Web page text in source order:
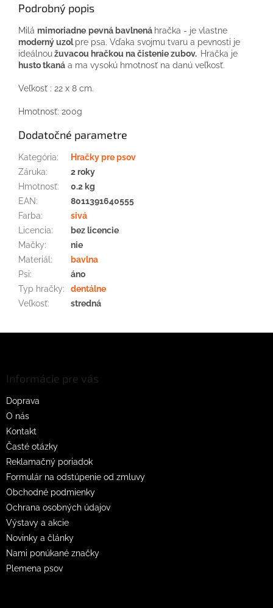
Podrobný popis
Milá mimoriadne pevná bavlnená hračka - je vlastne
moderný uzolpre psa. Vďaka svojmu tvaru a pevnosti je
ideálnoužuvacou hračkou na čistenie zubov. Hračka je
husto tkaná a ma vysokú hmotnosť na danú veľkosť.
Veľkosť : 22 x 8 cm.
Hmotnosť: 200g
Dodatočné parametre
Kategória:
Hračky pre psov
Záruka:
2 roky
Hmotnosť:
0.2 kg
EAN:
8011391640555
Farba:
sivá
Licencia:
bez licencie
Mačky:
nie
Materiál :
bavlna
Psi:
áno
Typ hračky:
dentálne
Veľkosť: stredná
Informácie pre vás
Doprava
O nás
Kontakt
Časté otázky
Reklamačný poriadok
Formulár na odstúpenie od zmluvy
Obchodné podmienky
Ochrana osobných údajov
Výstavy a akcie
Novinky a články
Nami ponúkané značky
Plemena psov